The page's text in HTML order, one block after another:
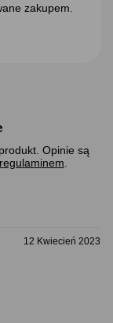
zakupem.
Opinie są
regulaminem
12 Kwiecień 2023